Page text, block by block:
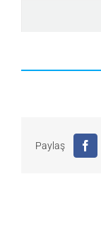
Paylaş